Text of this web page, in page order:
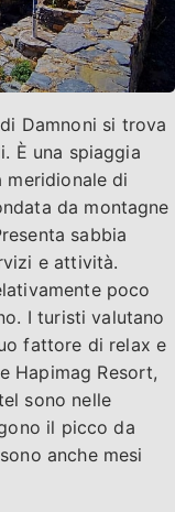
Damnoni si trova
È una spiaggia
meridionale di
da montagne
sabbia
e attività.
poco
I turisti valutano
fattore di relax e
Hapimag Resort,
sono nelle
il picco da
anche mesi